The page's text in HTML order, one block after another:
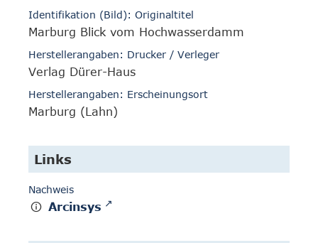
Identifikation (Bild): Originaltitel
Marburg Blick vom Hochwasserdamm
Herstellerangaben: Drucker / Verleger
Verlag Dürer-Haus
Herstellerangaben: Erscheinungsort
Marburg (Lahn)
Links
Nachweis
Arcinsys